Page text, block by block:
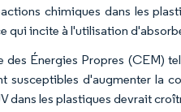
chimiques dans les
qui incite à l'utilisation
Énergies Propres (CEM)
susceptibles d'augmenter la
dans les plastiques devrait